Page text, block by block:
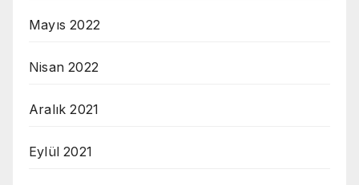
Mayıs 2022
Nisan 2022
Aralık 2021
Eylül 2021